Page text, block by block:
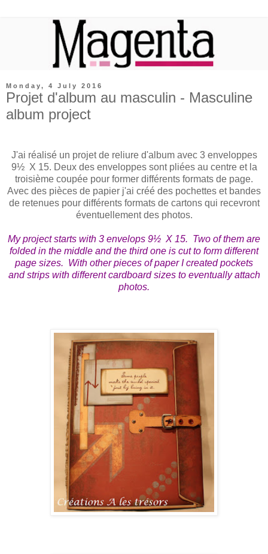
Monday, 4 July 2016
Projet d'album au masculin - Masculine
album project
J'ai réalisé un projet de reliure d'album avec 3 enveloppes
9½ X 15. Deux des enveloppes sont pliées au centre et la
troisième coupée pour former différents formats de page.
Avec des pièces de papier j'ai créé des pochettes et bandes
de retenues pour différents formats de cartons qui recevront
éventuellement des photos.
My project starts with 3 envelops 9½ X 15. Two of them are
folded in the middle and the third one is cut to form different
page sizes. With other pieces of paper I created pockets
and strips with different cardboard sizes to eventually attach
photos.